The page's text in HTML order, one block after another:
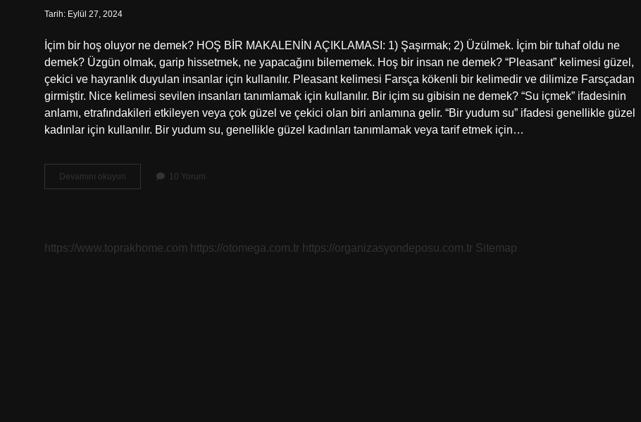
Tarih: Eylül 27, 2024
İçim bir hoş oluyor ne demek? HOŞ BİR MAKALENİN AÇIKLAMASI: 1) Şaşırmak; 2) Üzülmek. İçim bir tuhaf oldu ne
demek? Üzgün ​​olmak, garip hissetmek, ne yapacağını bilememek. Hoş bir insan ne demek? “Pleasant” kelimesi güzel,
çekici ve hayranlık duyulan insanlar için kullanılır. Pleasant kelimesi Farsça kökenli bir kelimedir ve dilimize Farsçadan
girmiştir. Nice kelimesi sevilen insanları tanımlamak için kullanılır. Bir içim su gibisin ne demek? “Su içmek” ifadesinin
anlamı, etrafındakileri etkileyen veya çok güzel ve çekici olan biri anlamına gelir. “Bir yudum su” ifadesi genellikle güzel
kadınlar için kullanılır. Bir yudum su, genellikle güzel kadınları tanımlamak veya tarif etmek için…
Devamını okuyun
Bir
10 Yorum
https://www.toprakhome.com https://otomega.com.tr https://organizasyondeposu.com.tr Sitemap